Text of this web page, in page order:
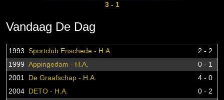
3 - 1
Vandaag De Dag
1993 Sportclub Enschede - H.A.
2 - 2
1999 Appingedam - H.A.
0 - 1
2001 De Graafschap - H.A.
4 - 0
2004 DETO - H.A.
0 - 2